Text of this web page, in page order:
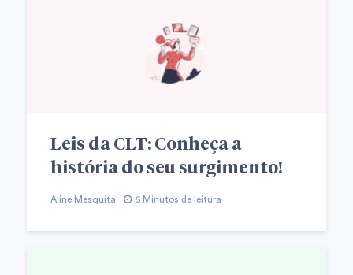
Leis da CLT: Conheça a
história do seu surgimento!
Aline Mesquita 6 Minutos de leitura